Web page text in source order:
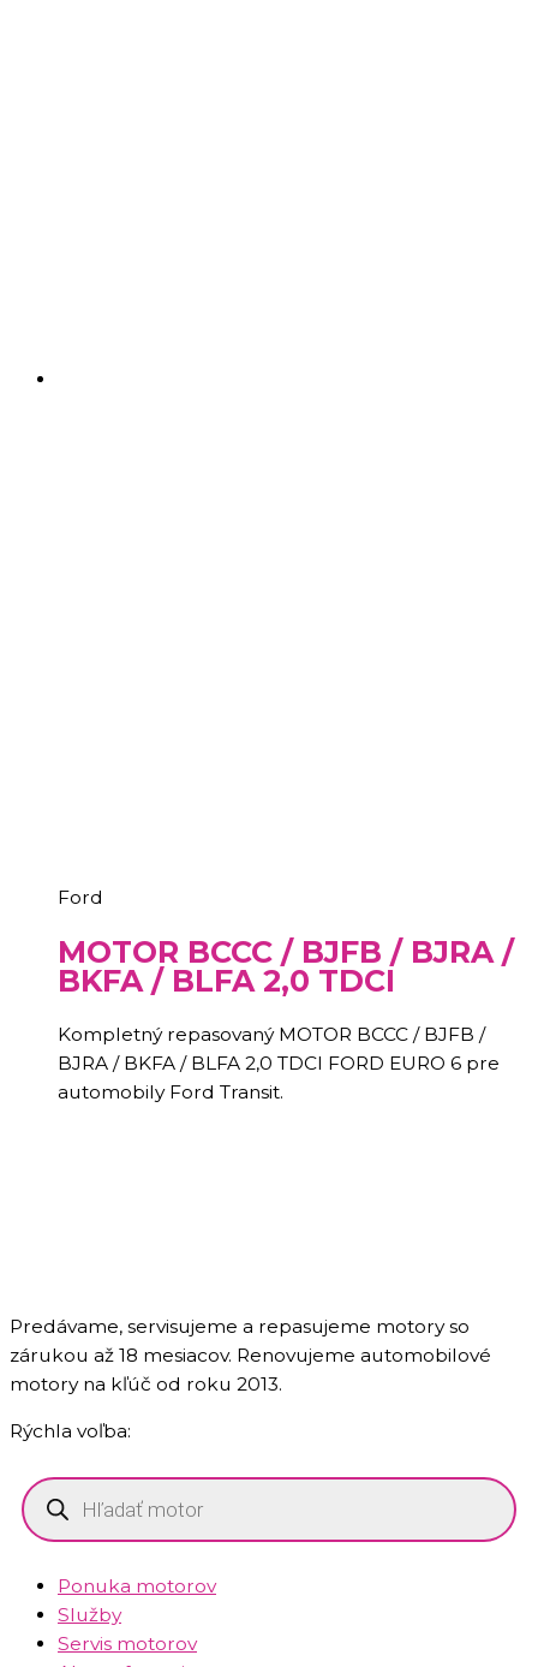
Ford
MOTOR BCCC / BJFB / BJRA /
BKFA / BLFA 2,0 TDCI
Kompletný repasovaný MOTOR BCCC / BJFB /
BJRA / BKFA / BLFA 2,0 TDCI FORD EURO 6 pre
automobily Ford Transit.
Predávame, servisujeme a repasujeme motory so
zárukou až 18 mesiacov. Renovujeme automobilové
motory na kľúč od roku 2013.
Rýchla voľba:
Products
search
Ponuka motorov
Služby
Servis motorov